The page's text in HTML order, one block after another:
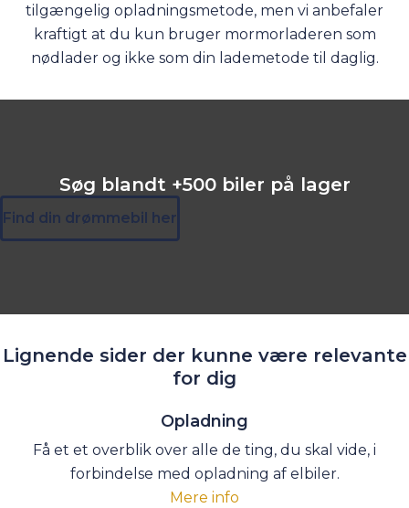
tilgængelig opladningsmetode, men vi anbefaler
kraftigt at du kun bruger mormorladeren som
nødlader og ikke som din lademetode til daglig.
Søg blandt +500 biler på lager
Find din drømmebil her
Lignende sider der kunne være relevante
for dig
Opladning
Få et et overblik over alle de ting, du skal vide, i
forbindelse med opladning af elbiler.
Mere info